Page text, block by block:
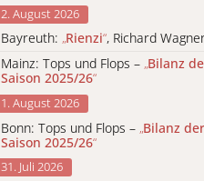
2. August 2026
Bayreuth: „Rienzi“, Richard
Mainz: Tops und Flops – „Bilanz
Saison 2025/26“
1. August 2026
Bonn: Tops und Flops – „Bilanz der
Saison 2025/26“
31. Juli 2026